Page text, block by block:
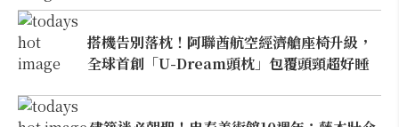
搭機告別落枕！阿聯酋航空經濟艙座椅升級，
全球首創「U-Dream頭枕」包覆頭頸超好睡